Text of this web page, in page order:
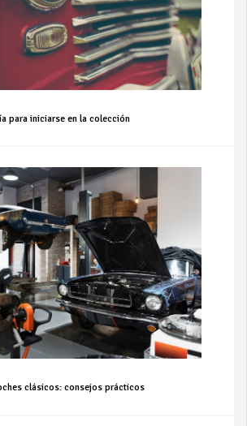
para iniciarse en la colección
clásicos: consejos prácticos